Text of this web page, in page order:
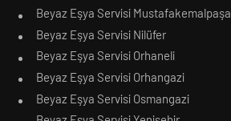
Beyaz Eşya Servisi Mustafakemalpaşa
Beyaz Eşya Servisi Nilüfer
Beyaz Eşya Servisi Orhaneli
Beyaz Eşya Servisi Orhangazi
Beyaz Eşya Servisi Osmangazi